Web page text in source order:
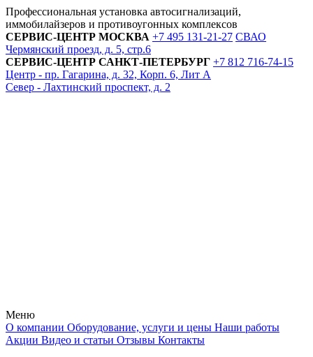
Профессиональная установка автосигнализаций,
иммобилайзеров и противоугонных комплексов
СЕРВИС-ЦЕНТР МОСКВА +7 495 131-21-27 СВАО
Чермянский проезд, д. 5, стр.6
СЕРВИС-ЦЕНТР САНКТ-ПЕТЕРБУРГ +7 812 716-74-15
Центр - пр. Гагарина, д. 32, Корп. 6, Лит А
Север - Лахтинский проспект, д. 2
Меню
О компании Оборудование, услуги и цены Наши работы
Акции Видео и статьи Отзывы Контакты